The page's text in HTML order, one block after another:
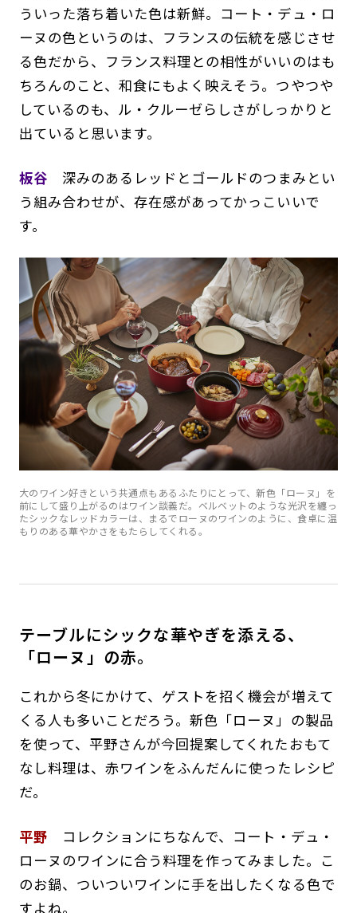
ういった落ち着いた色は新鮮。コート・デュ・ロ
ーヌの色というのは、フランスの伝統を感じさせ
る色だから、フランス料理との相性がいいのはも
ちろんのこと、和食にもよく映えそう。つやつや
しているのも、ル・クルーゼらしさがしっかりと
出ていると思います。
板谷 深みのあるレッドとゴールドのつまみとい
う組み合わせが、存在感があってかっこいいで
す。
大のワイン好きという共通点もあるふたりにとって、新色「ローヌ」を
前にして盛り上がるのはワイン談義だ。ベルベットのような光沢を纏っ
たシックなレッドカラーは、まるでローヌのワインのように、食卓に温
もりのある華やかさをもたらしてくれる。
テーブルにシックな華やぎを添える、
「ローヌ」の赤。
これから冬にかけて、ゲストを招く機会が増えて
くる人も多いことだろう。新色「ローヌ」の製品
を使って、平野さんが今回提案してくれたおもて
なし料理は、赤ワインをふんだんに使ったレシピ
だ。
平野 コレクションにちなんで、コート・デュ・
ローヌのワインに合う料理を作ってみました。こ
のお鍋、ついついワインに手を出したくなる色で
すよね。